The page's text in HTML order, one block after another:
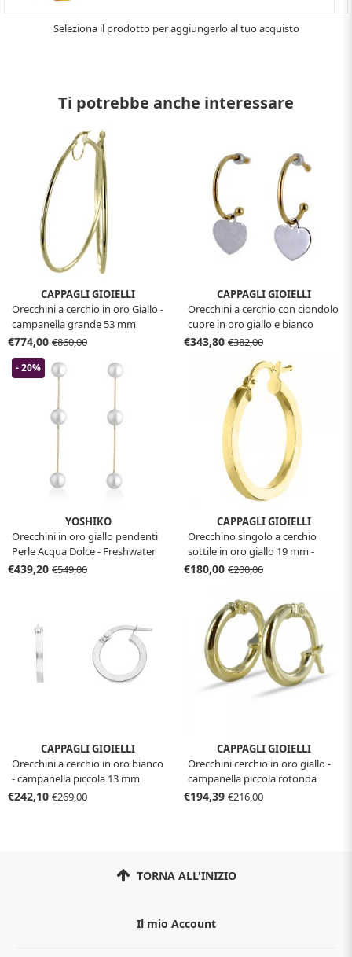
Seleziona il prodotto per aggiungerlo al tuo acquisto
Ti potrebbe anche interessare
CAPPAGLI GIOIELLI
Orecchini a cerchio in oro Giallo -
campanella grande 53 mm
€774,00 €860,00
CAPPAGLI GIOIELLI
Orecchini a cerchio con ciondolo
cuore in oro giallo e bianco
€343,80 €382,00
- 20%
YOSHIKO
Orecchini in oro giallo pendenti
Perle Acqua Dolce - Freshwater
5.00 - 5.50 mm
€439,20 €549,00
CAPPAGLI GIOIELLI
Orecchino singolo a cerchio
sottile in oro giallo 19 mm -
campanella media
€180,00 €200,00
CAPPAGLI GIOIELLI
Orecchini a cerchio in oro bianco
- campanella piccola 13 mm
€242,10 €269,00
CAPPAGLI GIOIELLI
Orecchini cerchio in oro giallo -
campanella piccola rotonda
€194,39 €216,00
TORNA ALL'INIZIO
Il mio Account